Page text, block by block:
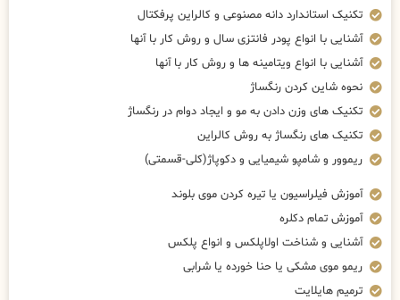
تکنیک استاندارد دانه مصنوعی و کالراین پرفکتال
آشنایی با انواع پودر فانتزی سال و روش کار با آنها
آشنایی با انواع ویتامینه ها و روش کار با آنها
نحوه شاین کردن رنگساژ
تکنیک های وزن دادن به مو و ایجاد دوام در رنگساژ
تکنیک های رنگساژ به روش کالراین
ریموور و شامپو شیمیایی و دکوپاژ(کلی-قسمتی)
آموزش فیلراسیون یا تیره کردن موی بلوند
آموزش تمام دکلره
آشنایی و شناخت اولاپلکس و انواع پلکس
ریمو موی مشکی یا حنا خورده یا شرابی
ترمیم هایلایت